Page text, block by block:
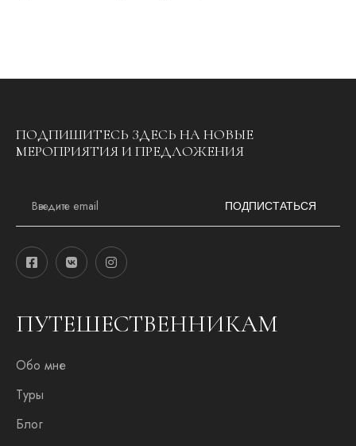
ПОДПИШИТЕСЬ ЗДЕСЬ НА НОВЫЕ
МЕРОПРИЯТИЯ И ПРЕДЛОЖЕНИЯ
a
l
*
ПОДПИСТАТЬСЯ
ПУТЕШЕСТВЕННИКАМ
Обо мне
Туры
Блог